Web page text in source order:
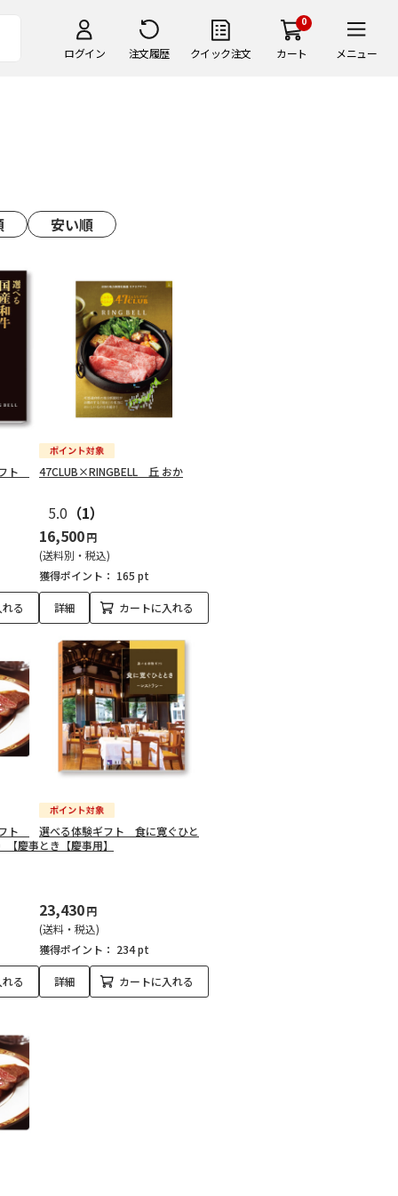
ログイン 注文履歴 クイック注文
0
カート メニュー
安い順
ト
る
47CLUB×RINGBELL 丘 おか
5.0 （1）
16,500円
(送料別・税込)
獲得ポイント： 165 pt
詳細 カートに入れる
ト
【慶事
る
選べる体験ギフト 食に寛ぐひと
とき【慶事用】
23,430円
(送料・税込)
獲得ポイント： 234 pt
詳細 カートに入れる